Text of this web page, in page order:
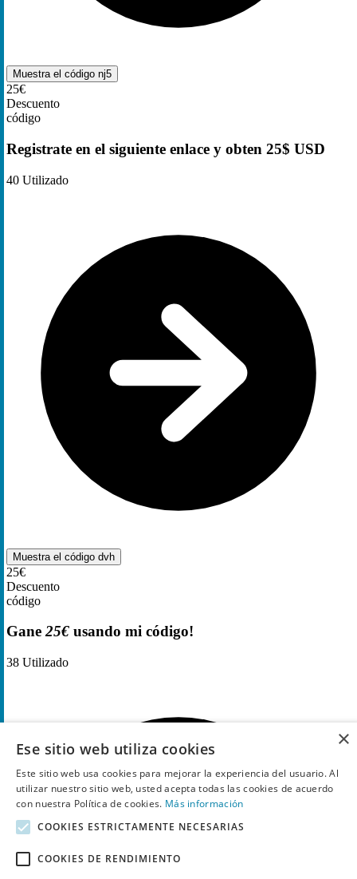
Muestra el código nj5
25€
Descuento
código
Registrate en el siguiente enlace y obten 25$ USD
40 Utilizado
Muestra el código dvh
25€
Descuento
código
Gane25€ usando mi código!
38 Utilizado
×
Ese sitio web utiliza cookies
Este sitio web usa cookies para mejorar la experiencia del usuario. Al
utilizar nuestro sitio web, usted acepta todas las cookies de acuerdo
con nuestra Política de cookies. Más información
COOKIES ESTRICTAMENTE NECESARIAS
COOKIES DE RENDIMIENTO